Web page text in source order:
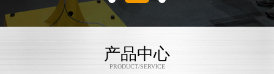
产品中心
PRODUCT/SERVICE